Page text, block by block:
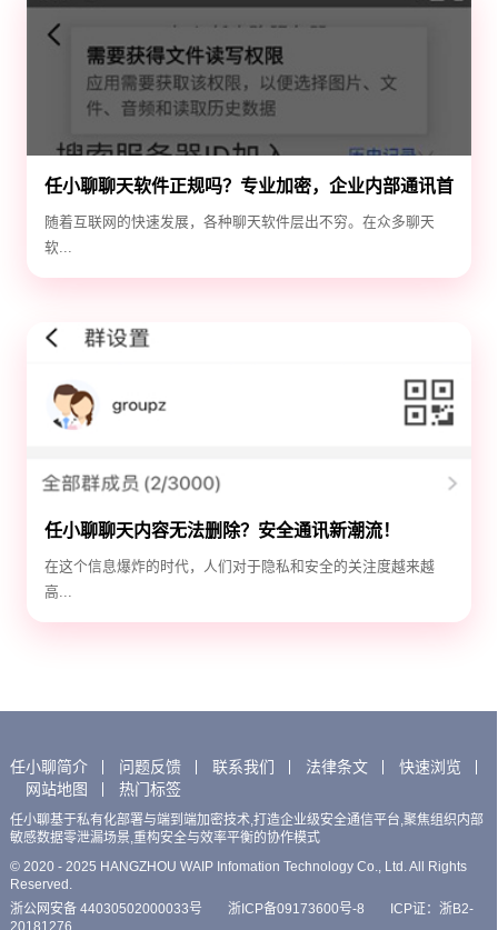
任小聊聊天软件正规吗？专业加密，企业内部通讯首
选！
随着互联网的快速发展，各种聊天软件层出不穷。在众多聊天
软...
任小聊聊天内容无法删除？安全通讯新潮流！
在这个信息爆炸的时代，人们对于隐私和安全的关注度越来越
高...
任小聊简介 问题反馈 联系我们 法律条文
快速浏览
网站地图
热门标签
任小聊基于私有化部署与端到端加密技术,打造企业级安全通信平台,聚焦组织内部
敏感数据零泄漏场景,重构安全与效率平衡的协作模式
© 2020 - 2025 HANGZHOU WAIP Infomation Technology Co., Ltd. All Rights
Reserved.
浙公网安备 44030502000033号
浙ICP备09173600号-8
ICP证：浙B2-
20181276